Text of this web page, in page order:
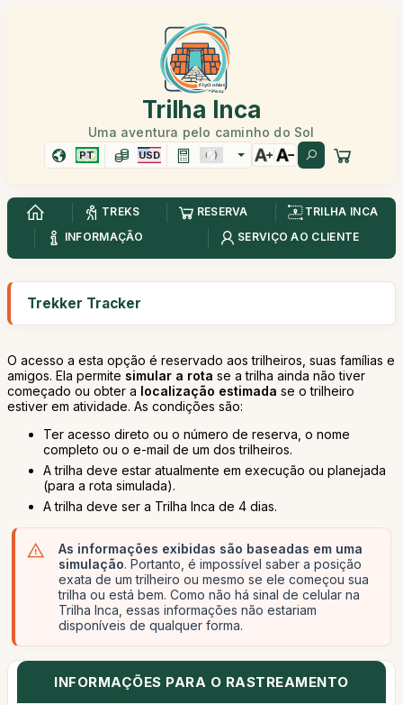
Trilha Inca
Uma aventura pelo caminho do Sol
PT USD
TREKS RESERVA
TRILHA INCA
INFORMAÇÃO
SERVIÇO AO CLIENTE
Trekker Tracker
O acesso a esta opção é reservado aos trilheiros, suas famílias e
amigos. Ela permite simular a rota se a trilha ainda não tiver
começado ou obter a localização estimada se o trilheiro
estiver em atividade. As condições são:
Ter acesso direto ou o número de reserva, o nome
completo ou o e-mail de um dos trilheiros.
A trilha deve estar atualmente em execução ou planejada
(para a rota simulada).
A trilha deve ser a Trilha Inca de 4 dias.
As informações exibidas são baseadas em uma
simulação. Portanto, é impossível saber a posição
exata de um trilheiro ou mesmo se ele começou sua
trilha ou está bem. Como não há sinal de celular na
Trilha Inca, essas informações não estariam
disponíveis de qualquer forma.
INFORMAÇÕES PARA O RASTREAMENTO